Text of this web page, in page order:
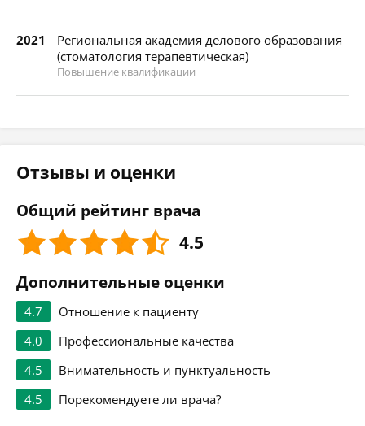
2021
Региональная академия делового образования
(стоматология терапевтическая)
Повышение квалификации
Отзывы и оценки
Общий рейтинг врача
4.5
Дополнительные оценки
4.7
Отношение к пациенту
4.0
Профессиональные качества
4.5
Внимательность и пунктуальность
4.5
Порекомендуете ли врача?